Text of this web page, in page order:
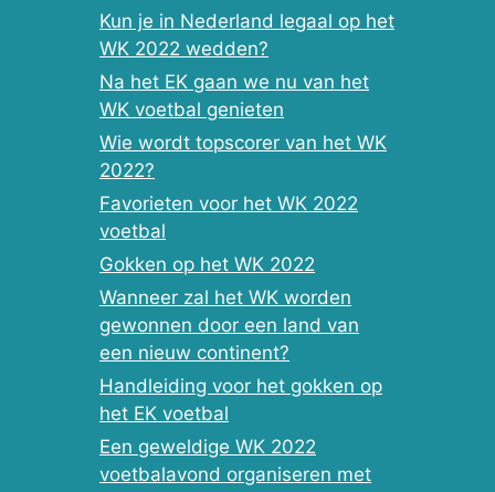
Kun je in Nederland legaal op het
WK 2022 wedden?
Na het EK gaan we nu van het
WK voetbal genieten
Wie wordt topscorer van het WK
2022?
Favorieten voor het WK 2022
voetbal
Gokken op het WK 2022
Wanneer zal het WK worden
gewonnen door een land van
een nieuw continent?
Handleiding voor het gokken op
het EK voetbal
Een geweldige WK 2022
voetbalavond organiseren met